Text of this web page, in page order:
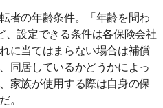
者の年齢条件。「年齢を問わ
設定できる条件は各保険会社
に当てはまらない場合は補償
同居しているかどうかによっ
家族が使用する際は自身の保
。